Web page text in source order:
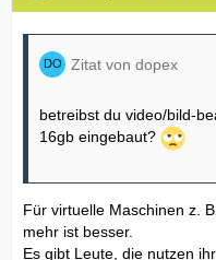
Zitat von dopex
betreibst du video/bild-
16gb eingebaut?
Für virtuelle Maschinen z.
mehr ist besser.
Es gibt Leute, die nutzen